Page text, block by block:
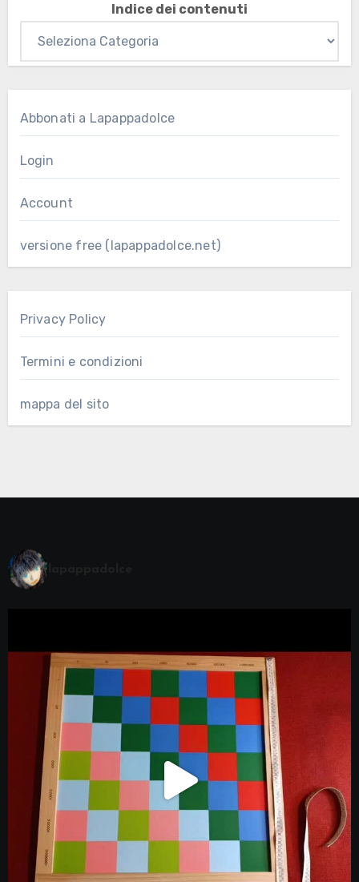
Indice dei contenuti
Abbonati a Lapappadolce
Login
Account
versione free (lapappadolce.net)
Privacy Policy
Termini e condizioni
mappa del sito